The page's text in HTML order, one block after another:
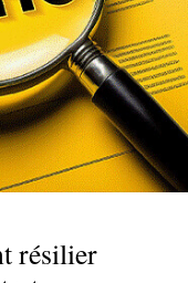
résilier